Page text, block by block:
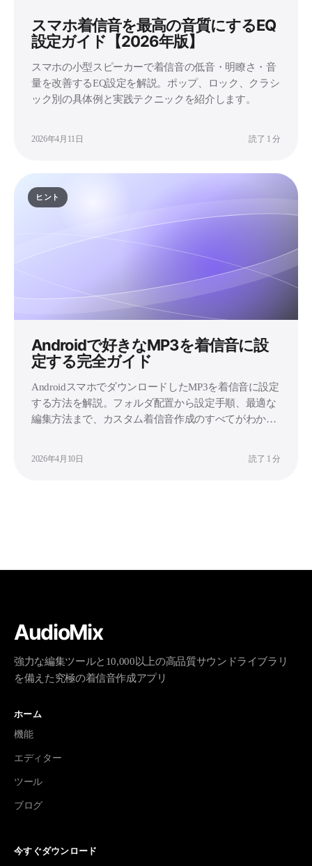
スマホ着信音を最高の音質にするEQ
設定ガイド【2026年版】
スマホの小型スピーカーで着信音の低音・明瞭さ・音
量を改善するEQ設定を解説。ポップ、ロック、クラシ
ック別の具体例と実践テクニックを紹介します。
2026年4月11日 読了 1 分
ヒント
Androidで好きなMP3を着信音に設
定する完全ガイド
AndroidスマホでダウンロードしたMP3を着信音に設定
する方法を解説。フォルダ配置から設定手順、最適な
編集方法まで、カスタム着信音作成のすべてがわかり
2026年4月10日 読了 1 分
AudioMix
強力な編集ツールと10,000以上の高品質サウンドライブラリ
を備えた究極の着信音作成アプリ
ホーム
機能
エディター
ツール
ブログ
今すぐダウンロード